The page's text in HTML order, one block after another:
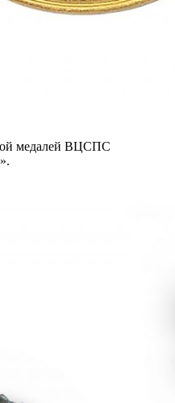
медалей ВЦСПС